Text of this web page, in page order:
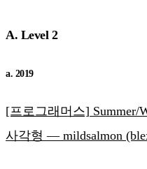
A. Level 2
a. 2019
[프로그래머스] Summer/
사각형 — mildsalmon